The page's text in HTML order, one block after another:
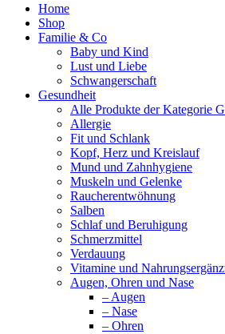
Home
Shop
Familie & Co
Baby und Kind
Lust und Liebe
Schwangerschaft
Gesundheit
Alle Produkte der Kategorie
Allergie
Fit und Schlank
Kopf, Herz und Kreislauf
Mund und Zahnhygiene
Muskeln und Gelenke
Raucherentwöhnung
Salben
Schlaf und Beruhigung
Schmerzmittel
Verdauung
Vitamine und
Augen, Ohren und Nase
– Augen
– Nase
– Ohren